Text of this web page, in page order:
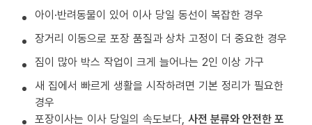
아이·반려동물이 있어 이사 당일 동선이 복잡한 경우
장거리 이동으로 포장 품질과 상차 고정이 더 중요한 경우
짐이 많아 박스 작업이 크게 늘어나는 2인 이상 가구
새 집에서 빠르게 생활을 시작하려면 기본 정리가 필요한
경우
포장이사는 이사 당일의 속도보다, 사전 분류와 안전한 포